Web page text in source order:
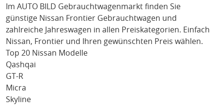
Im AUTO BILD Gebrauchtwagenmarkt finden Sie
günstige Nissan Frontier Gebrauchtwagen und
zahlreiche Jahreswagen in allen Preiskategorien. Einfach
Nissan, Frontier und Ihren gewünschten Preis wählen.
Top 20 Nissan Modelle
Qashqai
GT-R
Micra
Skyline